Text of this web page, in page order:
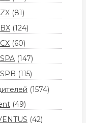
(81)
(124)
(60)
(147)
(115)
(1574)
(49)
(42)